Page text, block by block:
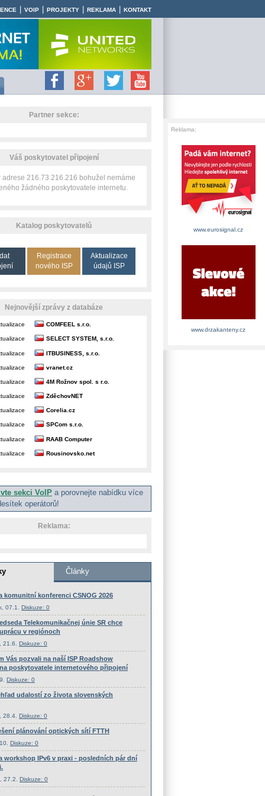
VOIP PROJEKTY REKLAMA KONTAKT
Partner sekce:
Váš poskytovatel připojení
adrese 216.73.216.216 bohužel nemáme
žádného poskytovatele internetu.
Katalog poskytovatelů
Registrace
nového ISP
Aktualizace
údajů ISP
Nejnovější zprávy z databáze
COMFEEL s.r.o.
SELECT SYSTEM, s.r.o.
ITBUSINESS, s.r.o.
vranet.cz
4M Rožnov spol. s r.o.
ZděchovNET
Corelia.cz
SPCom s.r.o.
RAAB Computer
Rousinovsko.net
sekci VoIP a porovnejte nabídku více
operátorů!
Reklama:
Reklama:
www.eurosignal.cz
www.drzakanteny.cz